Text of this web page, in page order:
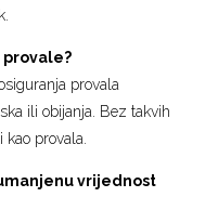
provale?
provala
ili obijanja. Bez takvih
provala.
vrijednost